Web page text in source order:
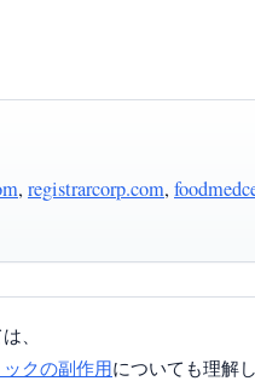
, registrarcorp.com,
、
クの副作用についても理解